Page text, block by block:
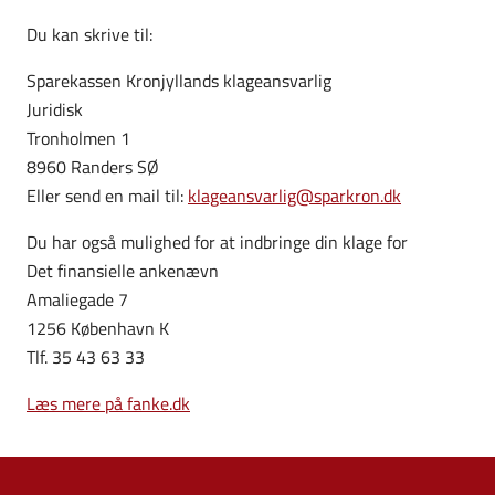
Du kan skrive til:
Sparekassen Kronjyllands klageansvarlig
Juridisk
Tronholmen 1
8960 Randers SØ
Eller send en mail til: klageansvarlig@sparkron.dk
Du har også mulighed for at indbringe din klage for
Det finansielle ankenævn
Amaliegade 7
1256 København K
Tlf. 35 43 63 33
Læs mere på fanke.dk